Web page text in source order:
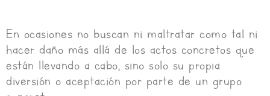
En ocasiones no buscan ni maltratar como tal ni
hacer daño más allá de los actos concretos que
están llevando a cabo, sino solo su propia
diversión o aceptación por parte de un grupo